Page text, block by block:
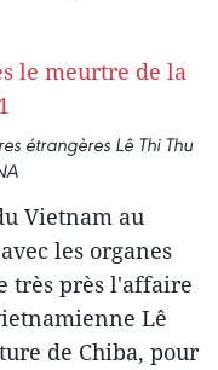
étrangères Lê Thi Thu
Vietnam au
les organes
très près l'affaire
Lê
de Chiba, pour